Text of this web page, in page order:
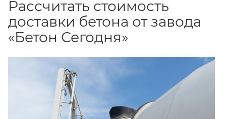
Рассчитать стоимость
доставки бетона от завода
«Бетон Сегодня»